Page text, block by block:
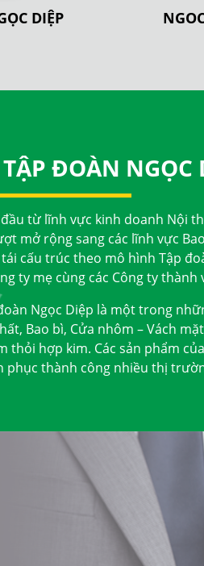
DIỆP
TẬP ĐOÀN NGỌC
từ lĩnh vực kinh doanh Nội
mở rộng sang các lĩnh vực
cấu trúc theo mô hình Tập
ty mẹ cùng các Công ty thành
Ngọc Diệp là một trong
Bao bì, Cửa nhôm – Vách
thỏi hợp kim. Các sản phẩm
phục thành công nhiều thị